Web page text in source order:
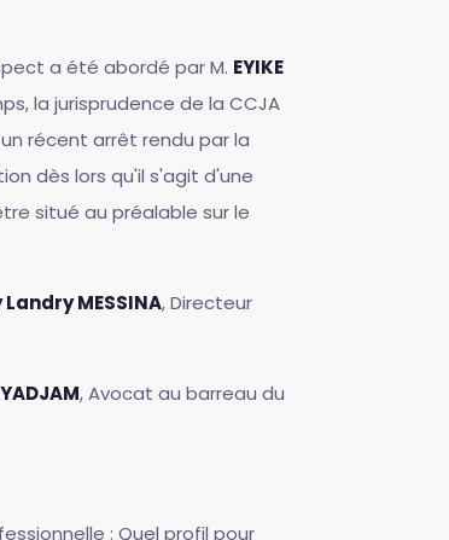
a été abordé par M. EYIKE
la jurisprudence de la CCJA
récent arrêt rendu par la
dès lors qu'il s'agit d'une
situé au préalable sur le
Landry MESSINA, Directeur
, Avocat au barreau du
: Quel profil pour